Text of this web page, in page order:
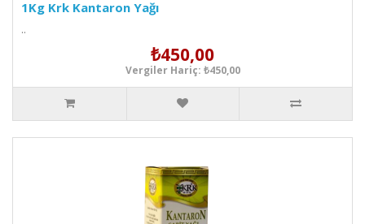
1Kg Krk Kantaron Yağı
..
₺450,00
Vergiler Hariç: ₺450,00